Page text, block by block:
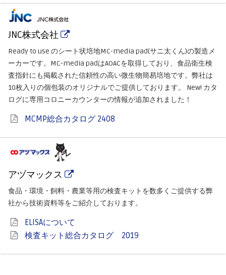
JNC株式会社
Ready to use のシート状培地MC-media pad(サニ太くん)の製造メ
ーカーです。MC-media padはAOACを取得しており、食品衛生検
査指針にも掲載された信頼性の高い微生物簡易培地です。弊社は
10枚入りの個包装のオリジナルでご提供しております。 New! カタ
ログに専用コロニーカウンターの情報が追加されました！
MCMP総合カタログ 2408
アヅマックス
食品・環境・飼料・農業等用の検査キットを数多くご提供する弊
社から技術資料等をご紹介しております。
ELISAについて
検査キット総合カタログ 2019